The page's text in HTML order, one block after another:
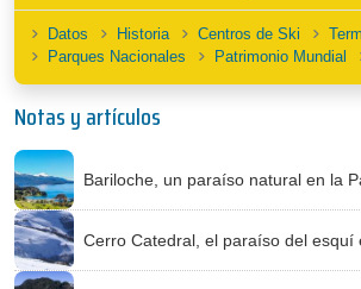
Datos Historia Centros de Ski
Parques Nacionales
Patrimonio Mundial
Notas y artículos
Bariloche, un paraíso natural en la
Cerro Catedral, el paraíso del esquí